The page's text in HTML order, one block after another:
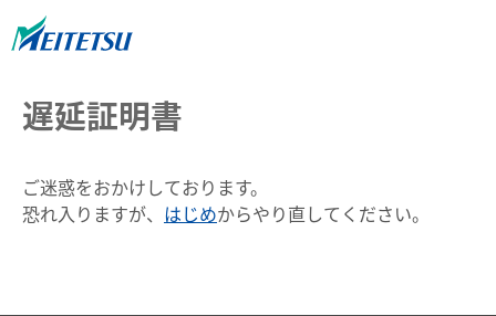
遅延証明書
ご迷惑をおかけしております。
恐れ入りますが、 はじめからやり直してください。